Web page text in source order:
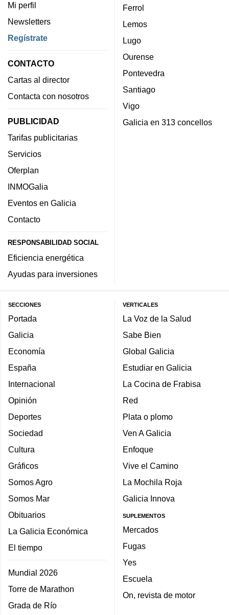
Mi perfil
Newsletters
Regístrate
CONTACTO
Cartas al director
Contacta con nosotros
PUBLICIDAD
Tarifas publicitarias
Servicios
Oferplan
INMOGalia
Eventos en Galicia
Contacto
RESPONSABILIDAD SOCIAL
Eficiencia energética
Ayudas para inversiones
Ferrol
Lemos
Lugo
Ourense
Pontevedra
Santiago
Vigo
Galicia en 313 concellos
SECCIONES
Portada
Galicia
Economía
España
Internacional
Opinión
Deportes
Sociedad
Cultura
Gráficos
Somos Agro
Somos Mar
Obituarios
La Galicia Económica
El tiempo
Mundial 2026
Torre de Marathon
Grada de Río
VERTICALES
La Voz de la Salud
Sabe Bien
Global Galicia
Estudiar en Galicia
La Cocina de Frabisa
Red
Plata o plomo
Ven A Galicia
Enfoque
Vive el Camino
La Mochila Roja
Galicia Innova
SUPLEMENTOS
Mercados
Fugas
Yes
Escuela
On, revista de motor